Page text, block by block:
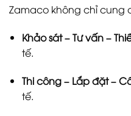
Zamaco không chỉ cung
Khảo sát – Tư vấn –
tế.
Thi công – Lắp đặt –
tế.